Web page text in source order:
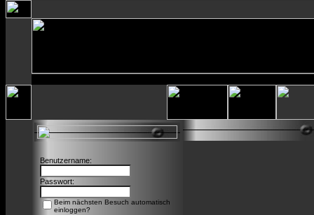
Benutzername:
Passwort:
Beim nächsten Besuch automatisch
einloggen?